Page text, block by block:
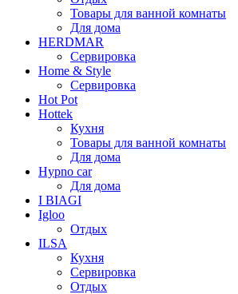
Товары для ванной комнаты
Для дома
HERDMAR
Сервировка
Home & Style
Сервировка
Hot Pot
Hottek
Кухня
Товары для ванной комнаты
Для дома
Hypno car
Для дома
I BIAGI
Igloo
Отдых
ILSA
Кухня
Сервировка
Отдых